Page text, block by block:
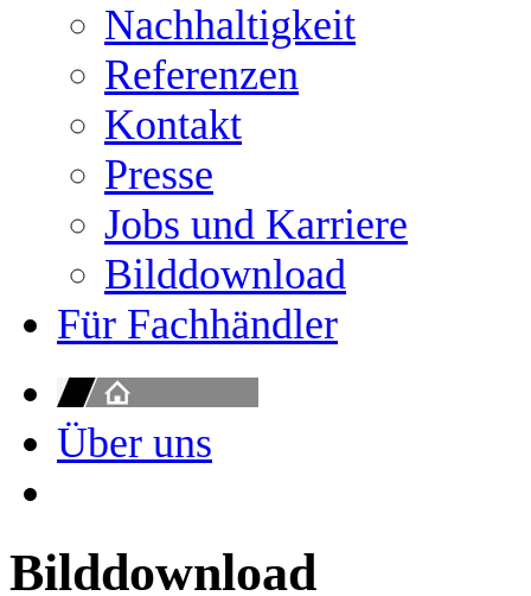
Nachhaltigkeit
Referenzen
Kontakt
Presse
Jobs und Karriere
Bilddownload
Für Fachhändler
Über uns
Bilddownload